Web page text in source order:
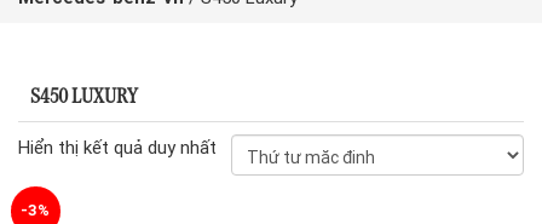
S450 LUXURY
Hiển thị kết quả duy nhất
-3%